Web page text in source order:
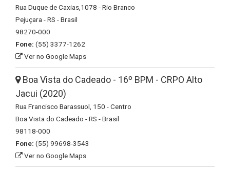
Rua Duque de Caxias,1078 - Rio Branco
Pejuçara - RS - Brasil
98270-000
Fone: (55) 3377-1262
Ver no Google Maps
Boa Vista do Cadeado - 16º BPM - CRPO Alto
Jacui (2020)
Rua Francisco Barassuol, 150 - Centro
Boa Vista do Cadeado - RS - Brasil
98118-000
Fone: (55) 99698-3543
Ver no Google Maps